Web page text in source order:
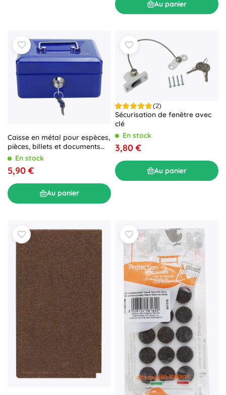
Au panier
Caisse en métal pour espèces,
pièces, billets et documents
avec clé
En stock
5,90 €
Au panier
(2)
Sécurisation de fenêtre avec
clé
En stock
3,80 €
Au panier